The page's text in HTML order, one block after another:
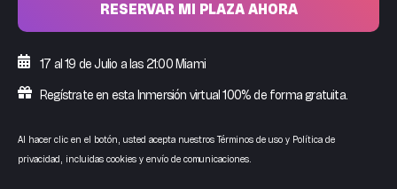
RESERVAR MI PLAZA AHORA
17 al 19 de Julio a las 21:00 Miami
Regístrate en esta Inmersión virtual 100% de forma gratuita.
Al hacer clic en el botón, usted acepta nuestros Términos de uso y Política de
privacidad, incluidas cookies y envío de comunicaciones.